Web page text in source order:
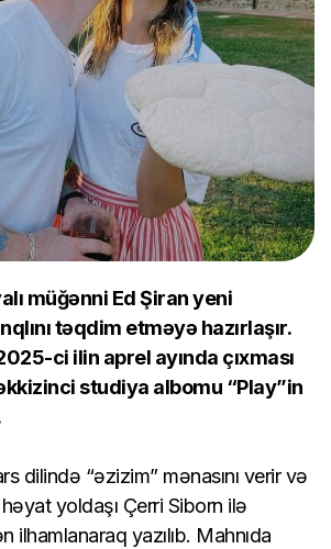
müğənni Ed Şiran yeni
təqdim etməyə hazırlaşır.
ci ilin aprel ayında çıxması
studiya albomu “Play”in
dilində “əzizim” mənasını verir və
həyat yoldaşı Çerri Siborn ilə
ilhamlanaraq yazılıb. Mahnıda